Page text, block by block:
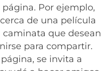
Por ejemplo,
de una película
caminata que desean
para compartir.
se invita a